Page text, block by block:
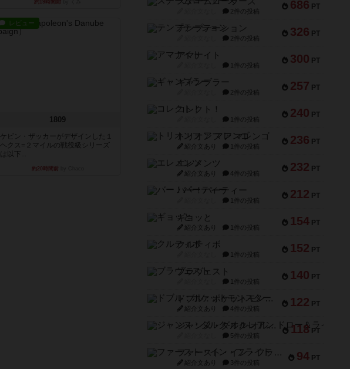
約19時間前
レビュー
1809
ケビン・ザッカーがデザインした１
ヘクス=２マイルの戦役級シリーズ
は以下...
約20時間前
686 PT
2件の投稿
326 PT
テンプテーション
2件の投稿
300 PT
アマナイト
1件の投稿
257 PT
ギャンブラー
2件の投稿
240 PT
コレクト！
1件の投稿
236 PT
トリオンフ ア マレンゴ
紹介文あり 1件の投稿
232 PT
エレメンツ
紹介文あり 4件の投稿
212 PT
バー！パーティー
1件の投稿
154 PT
ギョッと
紹介文あり 1件の投稿
152 PT
クルティボ
1件の投稿
140 PT
ブラヴェスト
1件の投稿
122 PT
ドブル：ポケットモンスター
紹介文あり 4件の投稿
118 PT
ジャンヌ・ダルク-オルレアン ドロー＆ライト
5件の投稿
94 PT
ファースト・イン・フライト
紹介文あり 3件の投稿